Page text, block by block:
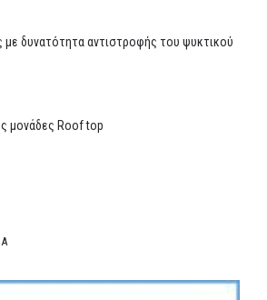
δυνατότητα αντιστροφής του ψυκτικού
μονάδες Roof top